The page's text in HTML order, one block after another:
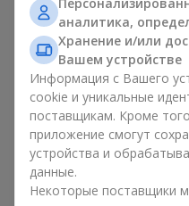
меньше, чем наполнение.
превращает обычный
гастрономический
всегда учитываем
При формировании
материалы, продуманная
декоративные элементы,
По желанию клиента
оформлена в прозрачной
всегда с праздничной
и презентабельно.
аналитика,
Хранение и/или
Вашем устройстве
Информация с Вашего
cookie и уникальные
поставщикам. Кроме
приложение смогут
устройства и
данные.
Некоторые поставщики